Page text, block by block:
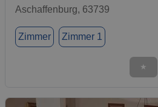
Aschaffenburg, 63739
Zimmer Zimmer 1
★